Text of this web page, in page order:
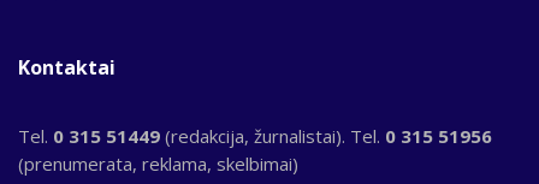
Kontaktai
Tel. 0 315 51449 (redakcija, žurnalistai). Tel. 0 315 51956
(prenumerata, reklama, skelbimai)